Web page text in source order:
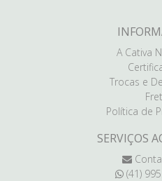
A Cativa
Trocas e
Política de
SERVIÇOS
(41)